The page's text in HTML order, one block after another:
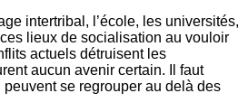
intertribal, l’école, les universités,
lieux de socialisation au vouloir
actuels détruisent les
aucun avenir certain. Il faut
se regrouper au delà des